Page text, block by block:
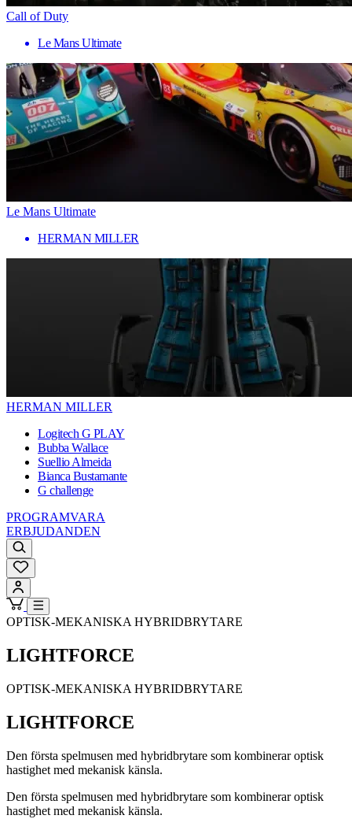
Call of Duty
Le Mans Ultimate
Le Mans Ultimate
HERMAN MILLER
HERMAN MILLER
Logitech G PLAY
Bubba Wallace
Suellio Almeida
Bianca Bustamante
G challenge
PROGRAMVARA
ERBJUDANDEN
OPTISK-MEKANISKA HYBRIDBRYTARE
LIGHTFORCE
OPTISK-MEKANISKA HYBRIDBRYTARE
LIGHTFORCE
Den första spelmusen med hybridbrytare som kombinerar optisk
hastighet med mekanisk känsla.
Den första spelmusen med hybridbrytare som kombinerar optisk
hastighet med mekanisk känsla.